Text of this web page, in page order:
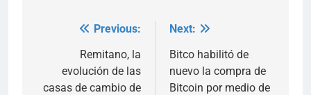
navigation
Previous:
Remitano, la
evolución de las
casas de cambio de
Next:
Bitco habilitó de
nuevo la compra de
Bitcoin por medio de